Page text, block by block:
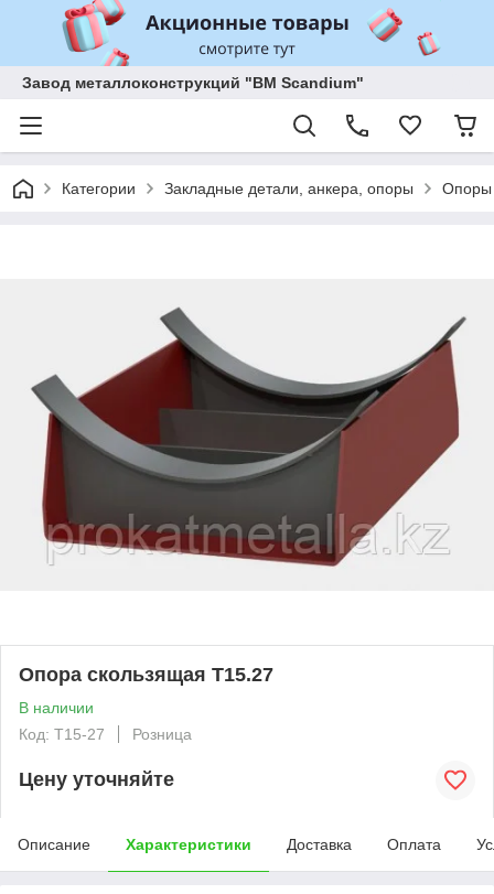
Завод металлоконструкций "BM Scandium"
Категории Закладные детали, анкера, опоры Опоры
Опора скользящая Т15.27
В наличии
Код: T15-27
Розница
Цену уточняйте
Описание Характеристики Доставка Оплата